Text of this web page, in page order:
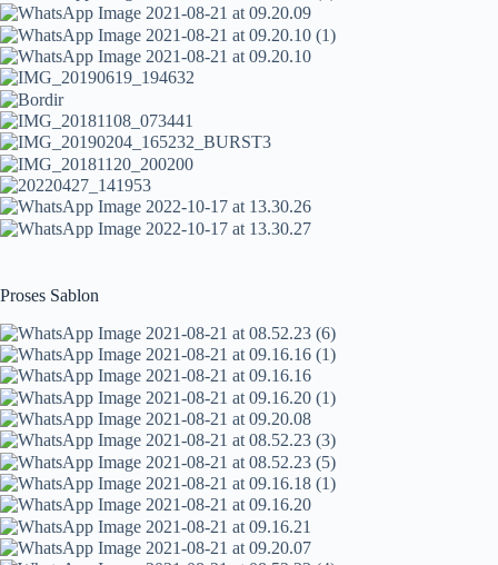
Proses Sablon